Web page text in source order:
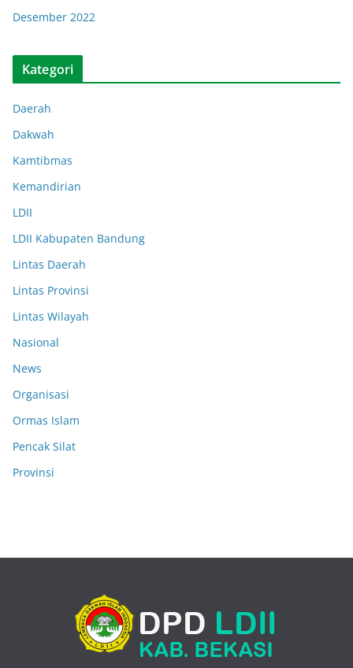
Desember 2022
Kategori
Daerah
Dakwah
Kamtibmas
Kemandirian
LDII
LDII Kabupaten Bandung
Lintas Daerah
Lintas Provinsi
Lintas Wilayah
Nasional
News
Organisasi
Ormas Islam
Pencak Silat
Provinsi